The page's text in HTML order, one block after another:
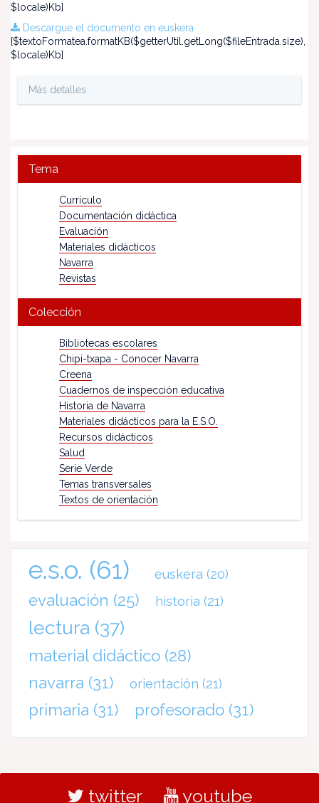
$locale)Kb]
Descargue el documento en euskera
[$textoFormatea.formatKB($getterUtil.getLong($fileEntrada.size),
$locale)Kb]
Más detalles
Tema
Currículo
Documentación didáctica
Evaluación
Materiales didácticos
Navarra
Revistas
Colección
Bibliotecas escolares
Chipi-txapa - Conocer Navarra
Creena
Cuadernos de inspección educativa
Historia de Navarra
Materiales didácticos para la E.S.O.
Recursos didácticos
Salud
Serie Verde
Temas transversales
Textos de orientación
e.s.o. (61) euskera (20)
evaluación (25) historia (21)
lectura (37)
material didáctico (28)
navarra (31) orientación (21)
primaria (31) profesorado (31)
twitter youtube